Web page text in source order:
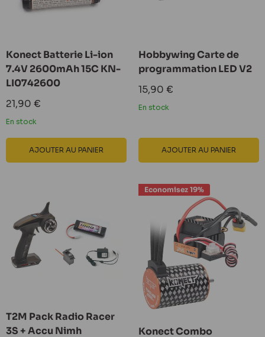
Konect Batterie Li-ion
7.4V 2600mAh 15C KN-
LI0742600
Prix
réduit
21,90 €
En stock
AJOUTER AU PANIER
Hobbywing Carte de
programmation LED V2
Prix
réduit
15,90 €
En stock
AJOUTER AU PANIER
T2M Pack Radio Racer
3S + Accu Nimh
Economisez 19%
Konect Combo